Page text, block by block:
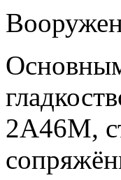
2А46М,